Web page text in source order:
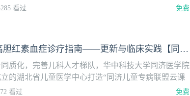
线！儿童重症专题月【本期讲题】炎症标志物的检测
看过 免费
徐磊：2025版新生儿高胆红素血症诊疗指南——更新与临床实践【同济儿童专病联盟云课堂第六季】
质化，完善儿科人才梯队，华中科技大学同济医学院
的湖北省儿童医学中心打造“同济儿童专病联盟云课
线！新生儿专题月【本期讲题】2025版新生儿高胆红
看过 免费